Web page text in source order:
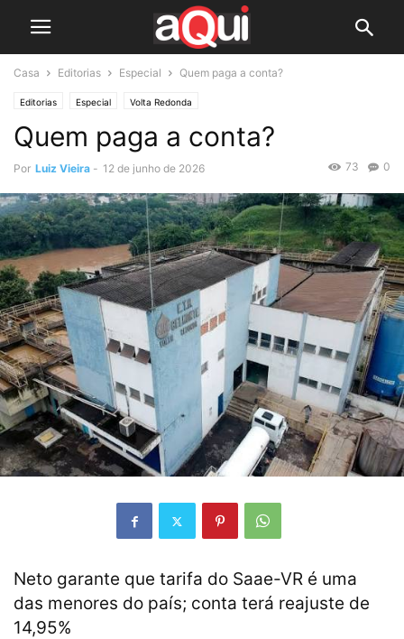
Casa Editorias Especial Quem paga a conta?
Editorias Especial Volta Redonda
Quem paga a conta?
Por Luiz Vieira - 12 de junho de 2026 0
73
Neto garante que tarifa do Saae-VR é uma
das menores do país; conta terá reajuste de
14,95%